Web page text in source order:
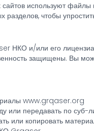
сайтов используют
разделов, чтобы
НКО и/или его
защищены. Вы
www.grqaser.org
или передавать по
или копировать